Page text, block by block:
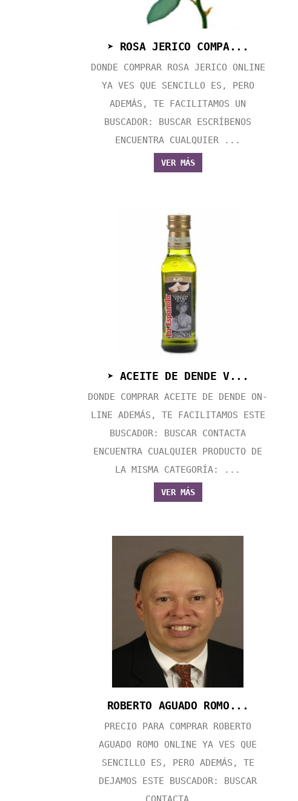
➤ ROSA JERICO COMPA...
DONDE COMPRAR ROSA JERICO ONLINE
YA VES QUE SENCILLO ES, PERO
ADEMÁS, TE FACILITAMOS UN
BUSCADOR: BUSCAR ESCRÍBENOS
ENCUENTRA CUALQUIER ...
VER MÁS
➤ ACEITE DE DENDE V...
DONDE COMPRAR ACEITE DE DENDE ON-
LINE ADEMÁS, TE FACILITAMOS ESTE
BUSCADOR: BUSCAR CONTACTA
ENCUENTRA CUALQUIER PRODUCTO DE
LA MISMA CATEGORÍA: ...
VER MÁS
ROBERTO AGUADO ROMO...
PRECIO PARA COMPRAR ROBERTO
AGUADO ROMO ONLINE YA VES QUE
SENCILLO ES, PERO ADEMÁS, TE
DEJAMOS ESTE BUSCADOR: BUSCAR